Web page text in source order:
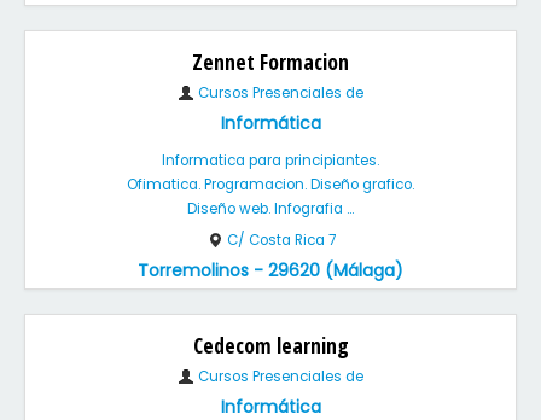
Zennet Formacion
Cursos Presenciales de
Informática
Informatica para principiantes.
Ofimatica. Programacion. Diseño grafico.
Diseño web. Infografia ...
C/ Costa Rica 7
Torremolinos - 29620 (Málaga)
Cedecom learning
Cursos Presenciales de
Informática